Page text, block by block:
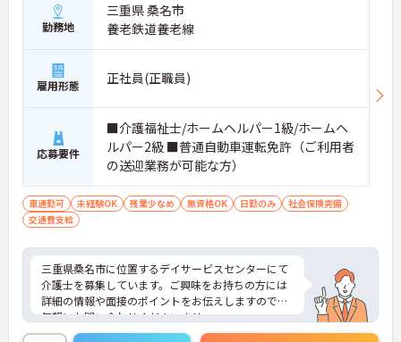
勤務地
三重県 桑名市
養老鉄道養老線
雇用形態 正社員(正職員)
応募要件
■介護福祉士/ホームヘルパー1級/ホームヘ
ルパー2級 ■普通自動車運転免許（ご利用者
の送迎業務が可能な方）
車通勤可 未経験OK 残業少なめ 無資格OK 日勤のみ
社会保険完備
交通費支給
三重県桑名市に位置するデイサービスセンターにて
介護士を募集しています。ご興味をお持ちの方には
詳細の情報や面接のポイントをお伝えしますのでお
気軽にお問い合わせくださいませ。